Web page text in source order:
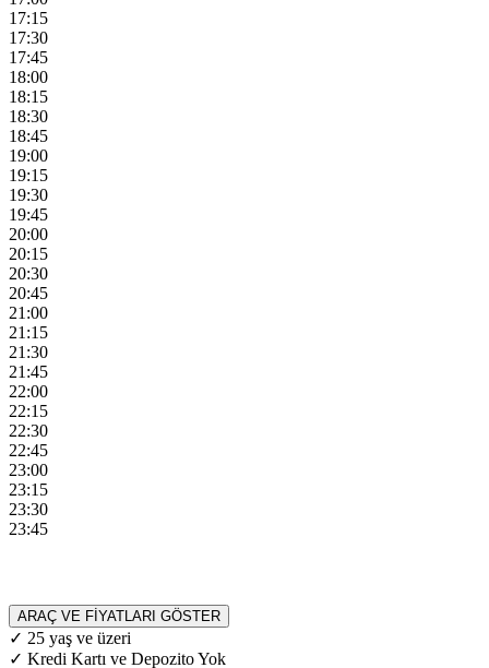
17:15
17:30
17:45
18:00
18:15
18:30
18:45
19:00
19:15
19:30
19:45
20:00
20:15
20:30
20:45
21:00
21:15
21:30
21:45
22:00
22:15
22:30
22:45
23:00
23:15
23:30
23:45
ARAÇ VE FİYATLARI GÖSTER
✓ 25 yaş ve üzeri
✓ Kredi Kartı ve Depozito Yok